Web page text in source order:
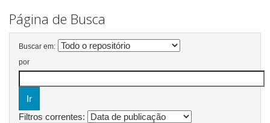
Página de Busca
Buscar em:
por
Filtros correntes: